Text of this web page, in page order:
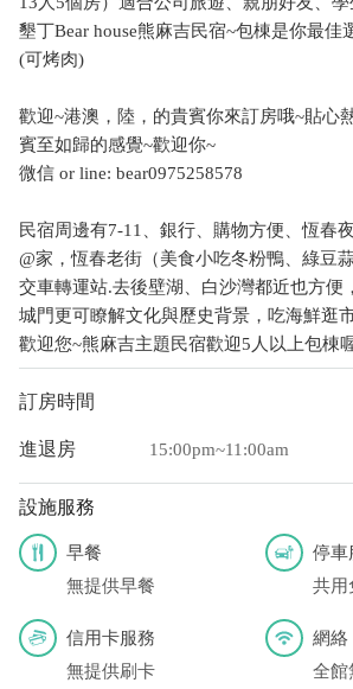
墾丁Bear house熊麻吉民宿~包棟是你最佳
(可烤肉)
歡迎~港澳，陸，的貴賓你來訂房哦~貼心
賓至如歸的感覺~歡迎你~
微信 or line: bear0975258578
民宿周邊有7-11、銀行、購物方便、恆春
@家，恆春老街（美食小吃冬粉鴨、綠豆
交車轉運站.去後壁湖、白沙灣都近也方便
城門更可瞭解文化與歷史背景，吃海鮮逛
歡迎您~熊麻吉主題民宿歡迎5人以上包棟
訂房時間
進退房 15:00pm~11:00am
設施服務
早餐
無提供早餐
停車
共用
信用卡服務
無提供刷卡
網絡
全館